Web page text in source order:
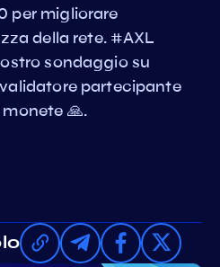
per migliorare
della rete. #AXL
sondaggio su
partecipante
🙏.